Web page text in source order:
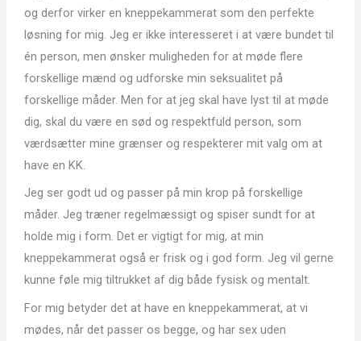
og derfor virker en kneppekammerat som den perfekte
løsning for mig. Jeg er ikke interesseret i at være bundet til
én person, men ønsker muligheden for at møde flere
forskellige mænd og udforske min seksualitet på
forskellige måder. Men for at jeg skal have lyst til at møde
dig, skal du være en sød og respektfuld person, som
værdsætter mine grænser og respekterer mit valg om at
have en KK.
Jeg ser godt ud og passer på min krop på forskellige
måder. Jeg træner regelmæssigt og spiser sundt for at
holde mig i form. Det er vigtigt for mig, at min
kneppekammerat også er frisk og i god form. Jeg vil gerne
kunne føle mig tiltrukket af dig både fysisk og mentalt.
For mig betyder det at have en kneppekammerat, at vi
mødes, når det passer os begge, og har sex uden